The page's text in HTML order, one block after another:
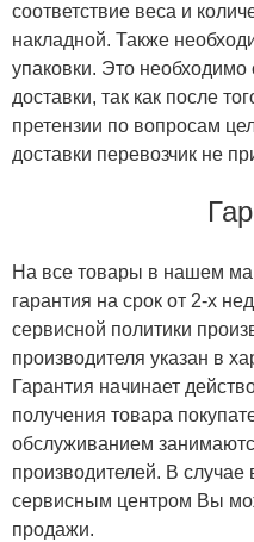
соответствие веса и
накладной. Также
упаковки. Это необходимо
доставки, так как после
претензии по вопросам
доставки перевозчик не
На все товары в нашем
гарантия на срок от 2-х
сервисной политики
производителя указан в
Гарантия начинает
получения товара
обслуживанием
производителей. В
сервисным центром Вы
продажи.